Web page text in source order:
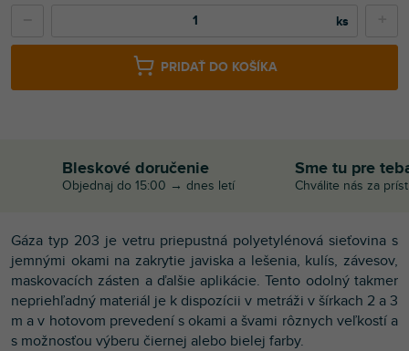
PRIDAŤ DO KOŠÍKA
Bleskové doručenie
Objednaj do 15:00 → dnes letí
Sme tu pre
Chválite nás za
Gáza typ 203 je vetru priepustná polyetylénová sieťovina s
jemnými okami na zakrytie javiska a lešenia, kulís, závesov,
maskovacích zásten a ďalšie aplikácie. Tento odolný takmer
nepriehľadný materiál je k dispozícii v metráži v šírkach 2 a 3
m a v hotovom prevedení s okami a švami rôznych veľkostí a
s možnosťou výberu čiernej alebo bielej farby.